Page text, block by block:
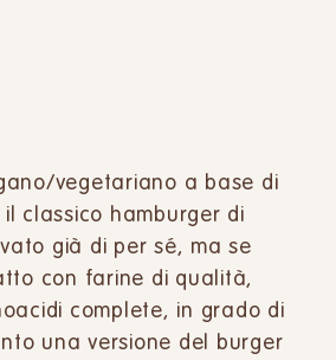
vegetariano a base di
classico hamburger di
già di per sé, ma se
con farine di qualità,
complete, in grado di
una versione del burger